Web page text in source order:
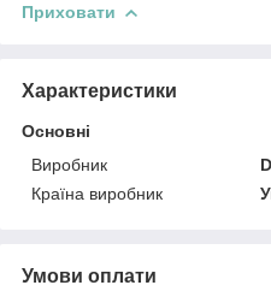
Приховати
Характеристики
Основні
Виробник
Країна виробник
Умови оплати